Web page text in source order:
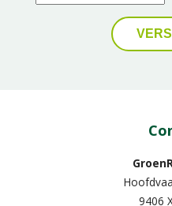
9406